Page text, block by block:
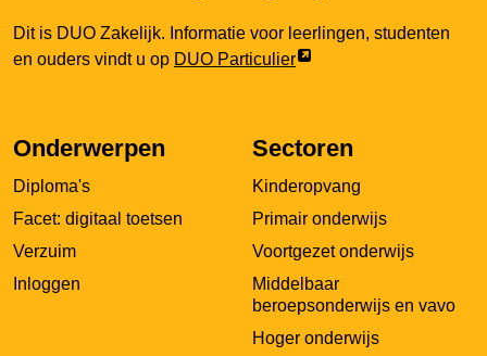
Dit is DUO Zakelijk. Informatie voor leerlingen, studenten
en ouders vindt u op DUO Particulier
Link
nieuw
Onderwerpen
Diploma's
Facet: digitaal toetsen
Verzuim
Inloggen
Sectoren
Kinderopvang
Primair onderwijs
Voortgezet onderwijs
Middelbaar
beroepsonderwijs en vavo
Hoger onderwijs